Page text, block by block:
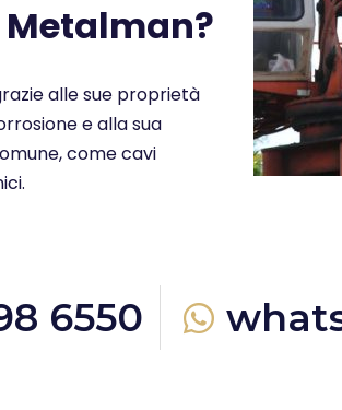
Metalman?
alle sue proprietà
e alla sua
come cavi
6550